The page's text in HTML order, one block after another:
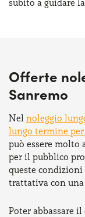
subito a guidare
Offerte
Sanremo
Nel noleggio
lungo termine
può essere molto
per il pubblico
queste
trattativa con
Poter abbassare